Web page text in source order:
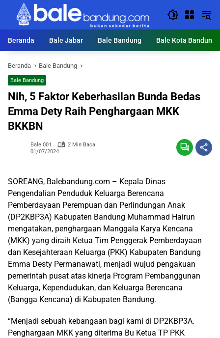
Langsung
konten
Beranda
Bale Jabar Bale Bandung Bale Kota Bandung
Beranda Bale Bandung
Bale Bandung
Nih, 5 Faktor Keberhasilan Bunda Bedas
Emma Dety Raih Penghargaan MKK
BKKBN
Bale 001
2 Min Baca
01/07/2024
SOREANG, Balebandung.com – Kepala Dinas
Pengendalian Penduduk Keluarga Berencana
Pemberdayaan Perempuan dan Perlindungan Anak
(DP2KBP3A) Kabupaten Bandung Muhammad Hairun
mengatakan, penghargaan Manggala Karya Kencana
(MKK) yang diraih Ketua Tim Penggerak Pemberdayaan
dan Kesejahteraan Keluarga (PKK) Kabupaten Bandung
Emma Desty Permanawati, menjadi wujud pengakuan
pemerintah pusat atas kinerja Program Pembanggunan
Keluarga, Kependudukan, dan Keluarga Berencana
(Bangga Kencana) di Kabupaten Bandung.
“Menjadi sebuah kebangaan bagi kami di DP2KBP3A.
Penghargaan MKK yang diterima Bu Ketua TP PKK